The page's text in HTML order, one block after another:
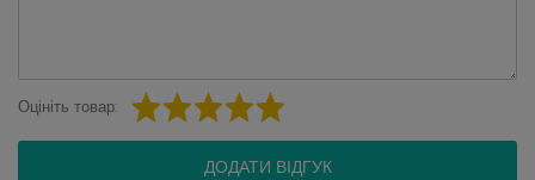
Оцініть товар:
ДОДАТИ ВІДГУК